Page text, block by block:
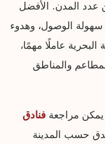
عدد المدن. الأفضل
سهولة الوصول، وهدوء
عاملًا مهمًا،
والمناطق
يمكن مراجعة فنادق
حسب المدينة